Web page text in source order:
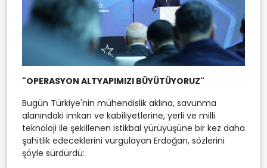
"OPERASYON ALTYAPIMIZI BÜYÜTÜYORUZ"
Bugün Türkiye'nin mühendislik aklına, savunma
alanındaki imkan ve kabiliyetlerine, yerli ve milli
teknoloji ile şekillenen istikbal yürüyüşüne bir kez daha
şahitlik edeceklerini vurgulayan Erdoğan, sözlerini
şöyle sürdürdü: